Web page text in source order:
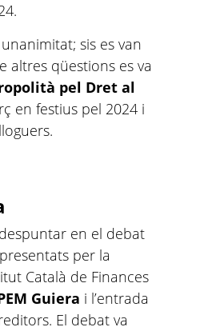
sis es van
altres qüestions es va
pel Dret al
en festius pel 2024 i
en el debat
per la
Català de Finances
Guiera i l’entrada
El debat va